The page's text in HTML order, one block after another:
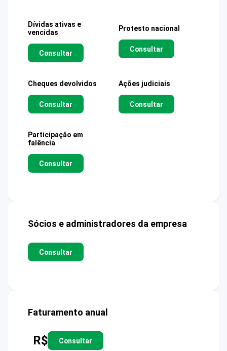
Dívidas ativas e
vencidas
Consultar
Protesto nacional
Consultar
Cheques devolvidos
Consultar
Ações judiciais
Consultar
Participação em
falência
Consultar
Sócios e administradores da empresa
Consultar
Faturamento anual
R$ Consultar